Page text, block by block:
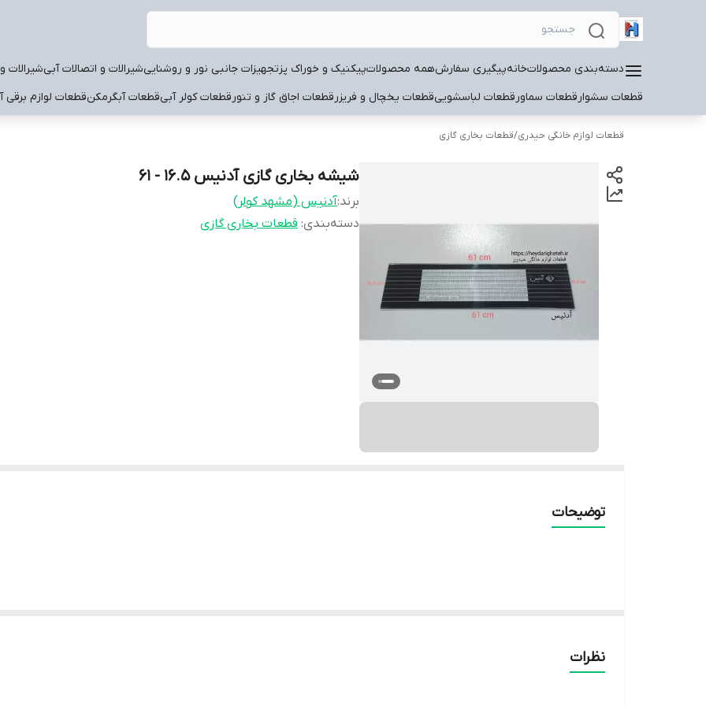
دسته‌بندی محصولاتخانهپیگیری سفارشهمه محصولاتپیکنیک و خوراک پزتجهیزات جانبی نور و روشناییشیرالات و اتصالات آبیشیرالات
قطعات سشوارقطعات سماورقطعات لباسشوییقطعات یخچال و فریزرقطعات اجاق گاز و تنورقطعات کولر آبیقطعات آبگرمکنقطعات لوازم برقی
قطعات لوازم خانگی حیدری/قطعات بخاری گازی
شیشه بخاری گازی آدنیس 16.5 - 61
برند:آدنیس (مشهد کولر)
دسته‌بندی: قطعات بخاری گازی
توضیحات
نظرات